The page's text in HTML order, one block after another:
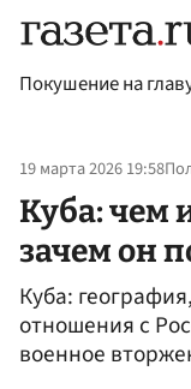
Покушение на
19 марта 2026 19:58
Куба: чем
зачем он
Куба:
отношения с
военное